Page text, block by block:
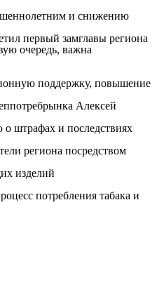
и снижению
первый замглавы региона
очередь, важна
поддержку, повышение
Алексей
штрафах и последствиях
региона посредством
изделий
потребления табака и